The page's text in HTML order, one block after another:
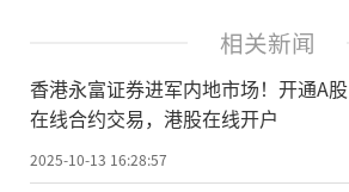
相关新闻
香港永富证券进军内地市场！开通A股
在线合约交易，港股在线开户
2025-10-13 16:28:57